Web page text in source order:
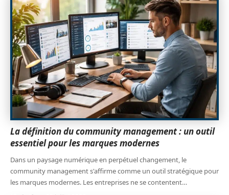
La définition du community management : un outil
essentiel pour les marques modernes
Dans un paysage numérique en perpétuel changement, le
community management s'affirme comme un outil stratégique pour
les marques modernes. Les entreprises ne se contentent…